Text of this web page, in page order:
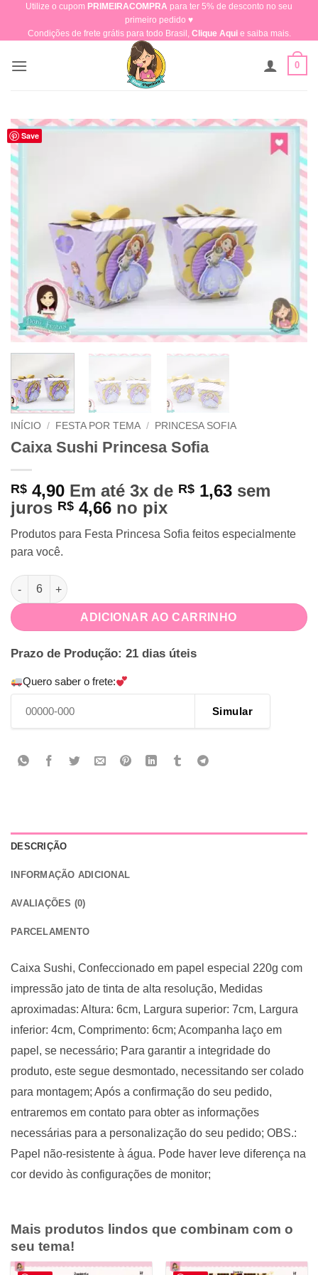
content
Utilize o cupom PRIMEIRACOMPRA para ter 5% de desconto no seu
primeiro pedido ♥​
Condições de frete grátis para todo Brasil, Clique Aquie saiba mais.
0
Save
INÍCIO / FESTA POR TEMA / PRINCESA SOFIA
Caixa Sushi Princesa Sofia
R$ 4,90 Em até 3x de R$ 1,63 sem
juros R$ 4,66 no pix
Produtos para Festa Princesa Sofia feitos especialmente
para você.
Caixa Sushi Princesa Sofia quantidade
ADICIONAR AO CARRINHO
Prazo de Produção: 21 dias úteis
Quero saber o frete:
Simular
DESCRIÇÃO
INFORMAÇÃO ADICIONAL
AVALIAÇÕES (0)
PARCELAMENTO
Caixa Sushi, Confeccionado em papel especial 220g com
impressão jato de tinta de alta resolução, Medidas
aproximadas: Altura: 6cm, Largura superior: 7cm, Largura
inferior: 4cm, Comprimento: 6cm; Acompanha laço em
papel, se necessário; Para garantir a integridade do
produto, este segue desmontado, necessitando ser colado
para montagem; Após a confirmação do seu pedido,
entraremos em contato para obter as informações
necessárias para a personalização do seu pedido; OBS.:
Papel não-resistente à água. Pode haver leve diferença na
cor devido às configurações de monitor;
Mais produtos lindos que combinam com o
seu tema!